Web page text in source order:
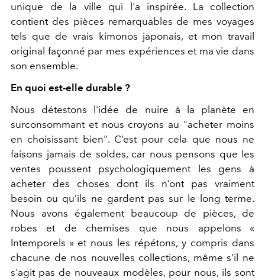
unique de la ville qui l'a inspirée. La collection
contient des pièces remarquables de mes voyages
tels que de vrais kimonos japonais, et mon travail
original façonné par mes expériences et ma vie dans
son ensemble.
En quoi est-elle durable ?
Nous détestons l'idée de nuire à la planète en
surconsommant et nous croyons au "acheter moins
en choisissant bien". C’est pour cela que nous ne
faisons jamais de soldes, car nous pensons que les
ventes poussent psychologiquement les gens à
acheter des choses dont ils n’ont pas vraiment
besoin ou qu’ils ne gardent pas sur le long terme.
Nous avons également beaucoup de pièces, de
robes et de chemises que nous appelons «
Intemporels » et nous les répétons, y compris dans
chacune de nos nouvelles collections, même s'il ne
s'agit pas de nouveaux modèles, pour nous, ils sont